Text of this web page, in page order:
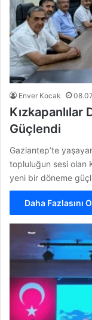
Enver Kocak
Kızkapanlılar
Güçlendi
Gaziantep’te
topluluğun sesi olan
yeni bir döneme
Daha Fazlasını